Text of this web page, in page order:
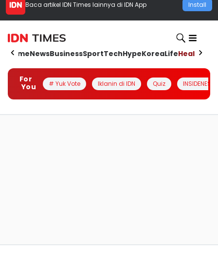
Baca artikel IDN Times lainnya di IDN App Install
HomeNewsBusinessSportTechHypeKoreaLifeHealth
For
You
# Yuk Vote Iklanin di IDN Quiz INSIDENESIA